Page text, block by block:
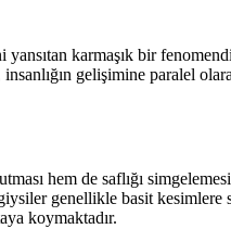
karmaşık bir
gelişimine paralel
hem de saflığı
genellikle basit
koymaktadır.